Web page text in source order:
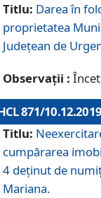
Titlu: Darea în
proprietatea
Judeţean de
Observații :
871/10.12.2019
Titlu:
cumpărarea
4 deţinut de
Mariana.